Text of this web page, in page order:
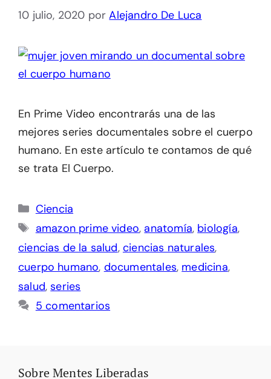
10 julio, 2020 porAlejandro De Luca
En Prime Video encontrarás una de las
mejores series documentales sobre el cuerpo
humano. En este artículo te contamos de qué
se trata El Cuerpo.
Categorías
Ciencia
Etiquetas
amazon prime video, anatomía, biología,
ciencias de la salud, ciencias naturales,
cuerpo humano, documentales, medicina,
salud,series
5 comentarios
Sobre Mentes Liberadas